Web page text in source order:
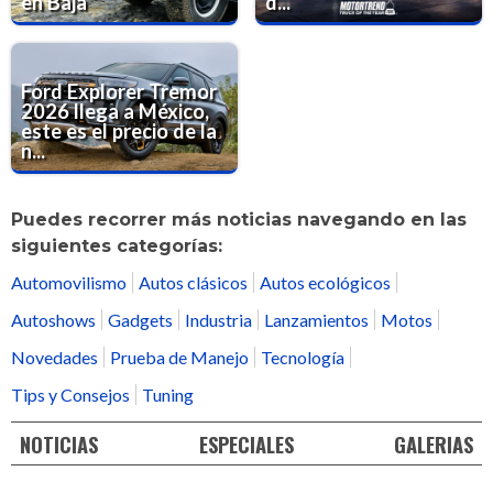
Ford Explorer Tremor
2026 llega a México,
este es el precio de la
n...
Puedes recorrer más noticias navegando en las
siguientes categorías:
Automovilismo Autos clásicos
Autos ecológicos
Autoshows
Gadgets Industria Lanzamientos
Motos
Novedades
Prueba de Manejo
Tecnología
Tips y Consejos
Tuning
NOTICIAS ESPECIALES GALERIAS